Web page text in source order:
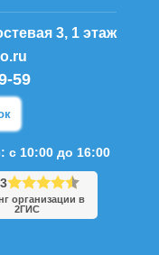
3, 1 этаж
59
с 10:00 до 16:00
организации в
2ГИС